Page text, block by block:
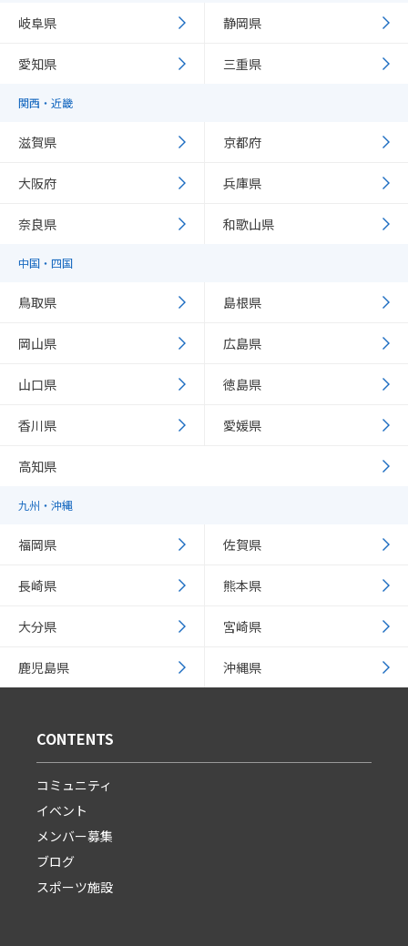
岐阜県 静岡県
愛知県 三重県
関西・近畿
滋賀県 京都府
大阪府 兵庫県
奈良県 和歌山県
中国・四国
鳥取県 島根県
岡山県 広島県
山口県 徳島県
香川県 愛媛県
高知県
九州・沖縄
福岡県 佐賀県
長崎県 熊本県
大分県 宮崎県
鹿児島県 沖縄県
CONTENTS
コミュニティ
イベント
メンバー募集
ブログ
スポーツ施設